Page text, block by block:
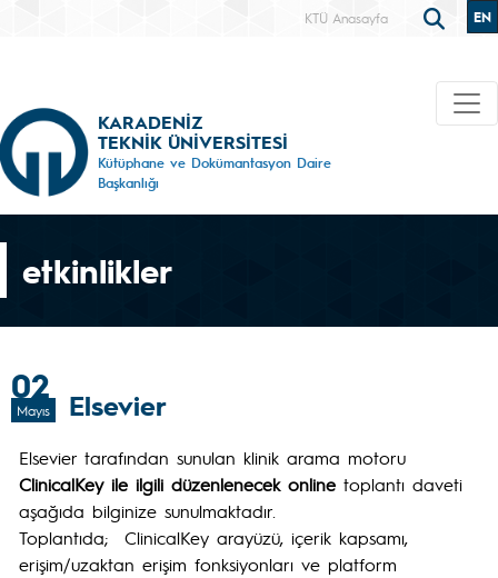
KTÜ Anasayfa EN
KARADENİZ
TEKNİK ÜNİVERSİTESİ
Kütüphane ve Dokümantasyon Daire
Başkanlığı
etkinlikler
02
Mayıs Elsevier
Elsevier tarafından sunulan klinik arama motoru
ClinicalKey ile ilgili düzenlenecek online toplantı daveti
aşağıda bilginize sunulmaktadır.
Toplantıda; ClinicalKey arayüzü, içerik kapsamı,
erişim/uzaktan erişim fonksiyonları ve platform